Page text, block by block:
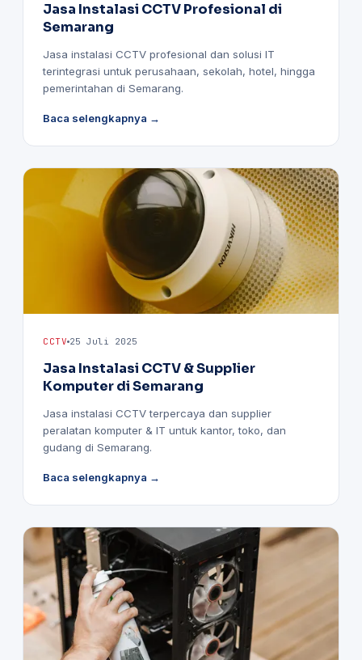
Jasa Instalasi CCTV Profesional di
Semarang
Jasa instalasi CCTV profesional dan solusi IT
terintegrasi untuk perusahaan, sekolah, hotel, hingga
pemerintahan di Semarang.
Baca selengkapnya →
CCTV 25 Juli 2025
Jasa Instalasi CCTV & Supplier
Komputer di Semarang
Jasa instalasi CCTV terpercaya dan supplier
peralatan komputer & IT untuk kantor, toko, dan
gudang di Semarang.
Baca selengkapnya →